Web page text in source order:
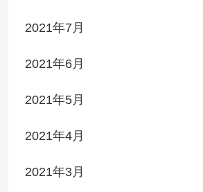
2021年7月
2021年6月
2021年5月
2021年4月
2021年3月